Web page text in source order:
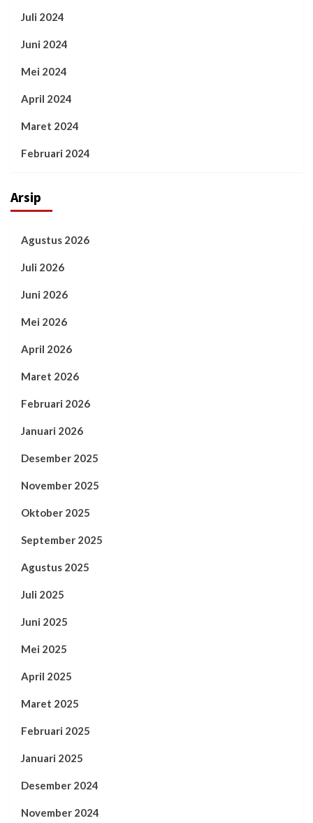
Juli 2024
Juni 2024
Mei 2024
April 2024
Maret 2024
Februari 2024
Arsip
Agustus 2026
Juli 2026
Juni 2026
Mei 2026
April 2026
Maret 2026
Februari 2026
Januari 2026
Desember 2025
November 2025
Oktober 2025
September 2025
Agustus 2025
Juli 2025
Juni 2025
Mei 2025
April 2025
Maret 2025
Februari 2025
Januari 2025
Desember 2024
November 2024